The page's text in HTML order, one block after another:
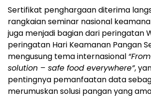
Sertifikat penghargaan diterima
rangkaian seminar nasional
juga menjadi bagian dari peringatan
peringatan Hari Keamanan Pangan
mengusung tema internasional
solution – safe food everywhere”,
pentingnya pemanfaatan data
merumuskan solusi pangan yang